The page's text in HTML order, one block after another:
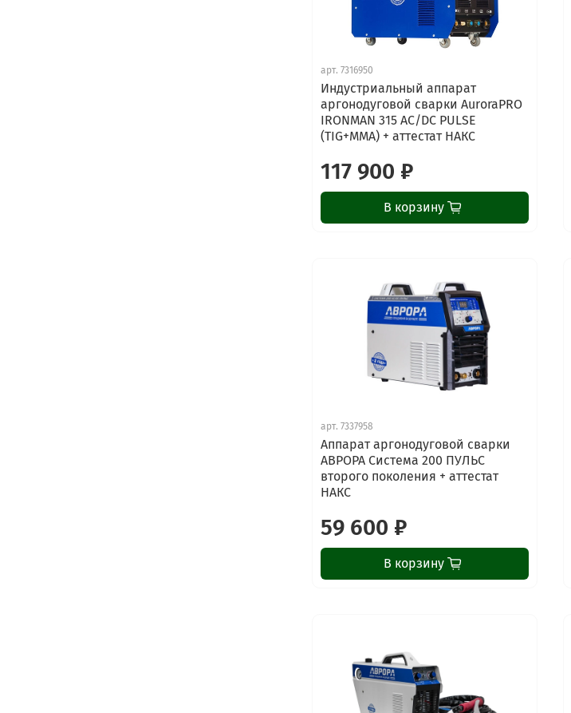
арт.7316950
Индустриальный аппарат
аргонодуговой сварки AuroraPRO
IRONMAN 315 AC/DC PULSE
(TIG+MMA) + аттестат НАКС
117 900 ₽
В корзину
арт.7337958
Аппарат аргонодуговой сварки
АВРОРА Система 200 ПУЛЬС
второго поколения + аттестат
НАКС
59 600 ₽
В корзину